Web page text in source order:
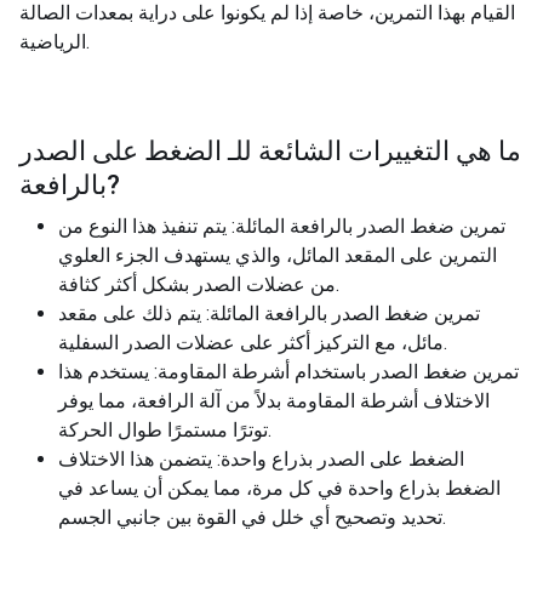
القيام بهذا التمرين، خاصة إذا لم يكونوا على دراية بمعدات الصالة
الرياضية.
ما هي التغييرات الشائعة للـ الضغط على الصدر
بالرافعة?
تمرين ضغط الصدر بالرافعة المائلة: يتم تنفيذ هذا النوع من
التمرين على المقعد المائل، والذي يستهدف الجزء العلوي
من عضلات الصدر بشكل أكثر كثافة.
تمرين ضغط الصدر بالرافعة المائلة: يتم ذلك على مقعد
مائل، مع التركيز أكثر على عضلات الصدر السفلية.
تمرين ضغط الصدر باستخدام أشرطة المقاومة: يستخدم هذا
الاختلاف أشرطة المقاومة بدلاً من آلة الرافعة، مما يوفر
توترًا مستمرًا طوال الحركة.
الضغط على الصدر بذراع واحدة: يتضمن هذا الاختلاف
الضغط بذراع واحدة في كل مرة، مما يمكن أن يساعد في
تحديد وتصحيح أي خلل في القوة بين جانبي الجسم.